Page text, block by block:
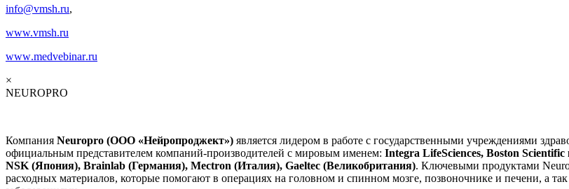
info@vmsh.ru,
www.vmsh.ru
www.medvebinar.ru
×
NEUROPRO
Компания Neuropro (ООО «Нейропроджект») является лидером в работе с государственными учреждениями
официальным представителем компаний-производителей с мировым именем: Integra LifeSciences, Boston
NSK (Япония), Brainlab (Германия), Mectron (Италия), Gaeltec (Великобритания). Ключевыми продуктами
расходных материалов, которые помогают в операциях на головном и спинном мозге, позвоночнике и печени, а